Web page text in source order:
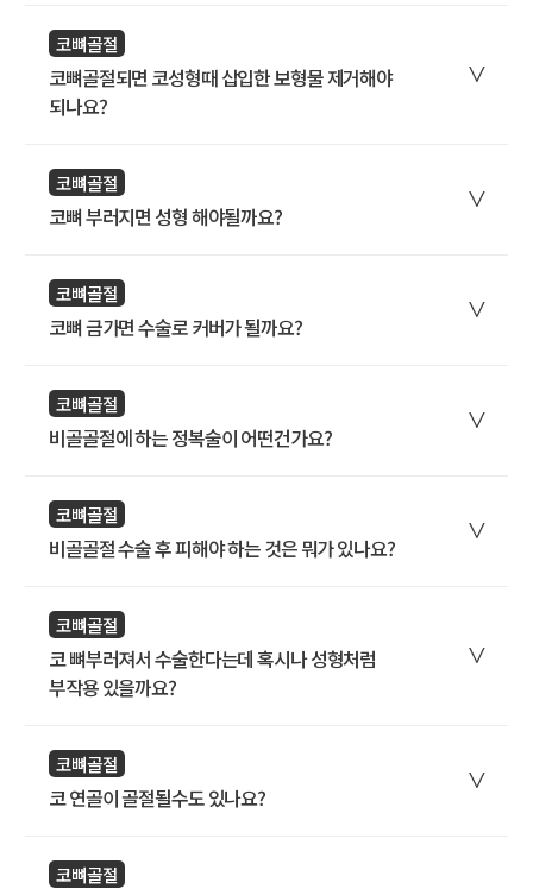
코뼈골절
코뼈골절되면 코성형때 삽입한 보형물 제거해야
되나요?
코뼈골절
코뼈 부러지면 성형 해야될까요?
코뼈골절
코뼈 금가면 수술로 커버가 될까요?
코뼈골절
비골골절에 하는 정복술이 어떤건가요?
코뼈골절
비골골절 수술 후 피해야 하는 것은 뭐가 있나요?
코뼈골절
코 뼈부러져서 수술한다는데 혹시나 성형처럼
부작용 있을까요?
코뼈골절
코 연골이 골절될수도 있나요?
코뼈골절